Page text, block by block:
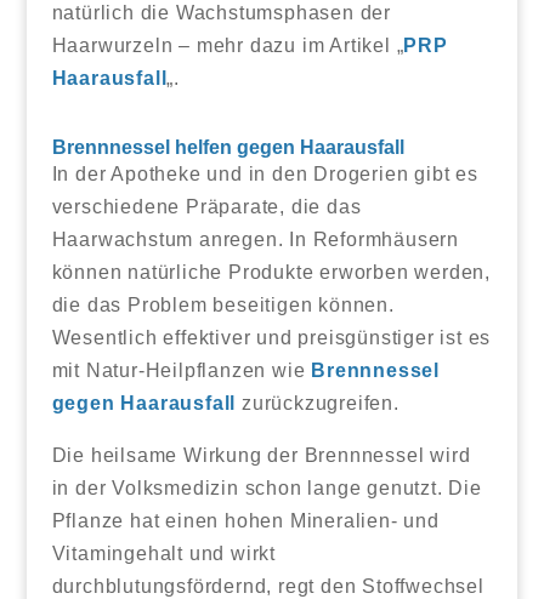
natürlich die Wachstumsphasen der
Haarwurzeln – mehr dazu im Artikel „PRP
Haarausfall„.
Brennnessel helfen gegen Haarausfall
In der Apotheke und in den Drogerien gibt es
verschiedene Präparate, die das
Haarwachstum anregen. In Reformhäusern
können natürliche Produkte erworben werden,
die das Problem beseitigen können.
Wesentlich effektiver und preisgünstiger ist es
mit Natur-Heilpflanzen wie Brennnessel
gegen Haarausfall
zurückzugreifen.
Die heilsame Wirkung der Brennnessel wird
in der Volksmedizin schon lange genutzt. Die
Pflanze hat einen hohen Mineralien- und
Vitamingehalt und wirkt
durchblutungsfördernd, regt den Stoffwechsel